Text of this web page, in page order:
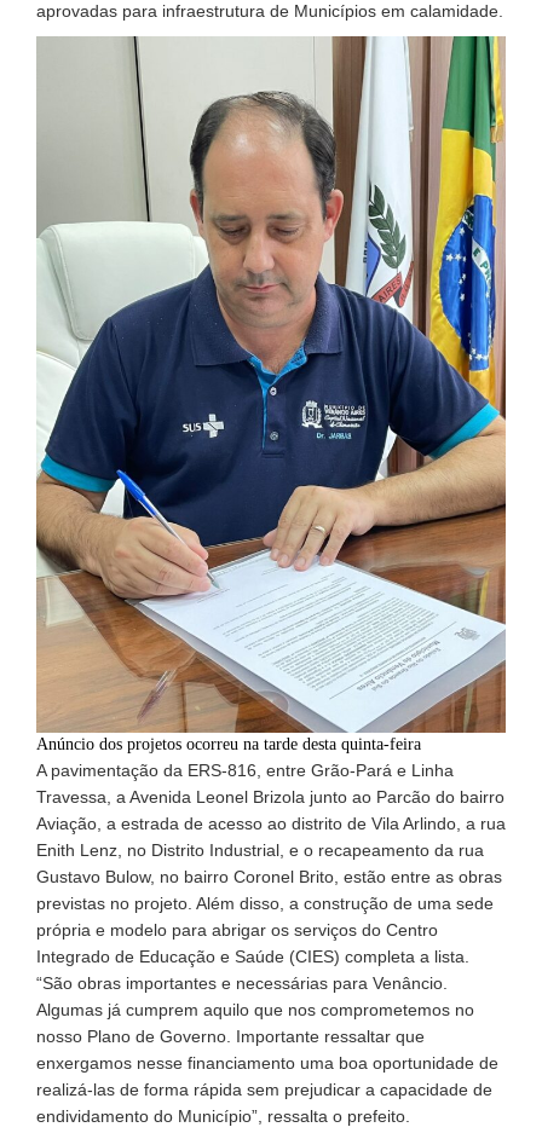
aprovadas para infraestrutura de Municípios em calamidade.
Anúncio dos projetos ocorreu na tarde desta quinta-feira
A pavimentação da ERS-816, entre Grão-Pará e Linha
Travessa, a Avenida Leonel Brizola junto ao Parcão do bairro
Aviação, a estrada de acesso ao distrito de Vila Arlindo, a rua
Enith Lenz, no Distrito Industrial, e o recapeamento da rua
Gustavo Bulow, no bairro Coronel Brito, estão entre as obras
previstas no projeto. Além disso, a construção de uma sede
própria e modelo para abrigar os serviços do Centro
Integrado de Educação e Saúde (CIES) completa a lista.
“São obras importantes e necessárias para Venâncio.
Algumas já cumprem aquilo que nos comprometemos no
nosso Plano de Governo. Importante ressaltar que
enxergamos nesse financiamento uma boa oportunidade de
realizá-las de forma rápida sem prejudicar a capacidade de
endividamento do Município”, ressalta o prefeito.